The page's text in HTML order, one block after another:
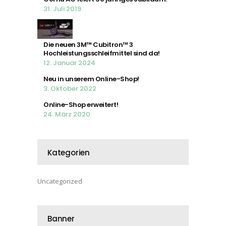
31. Juli 2019
Die neuen 3M™ Cubitron™ 3
Hochleistungsschleifmittel sind da!
12. Januar 2024
Neu in unserem Online-Shop!
3. Oktober 2022
Online-Shop erweitert!
24. März 2020
Kategorien
Uncategorized
Banner